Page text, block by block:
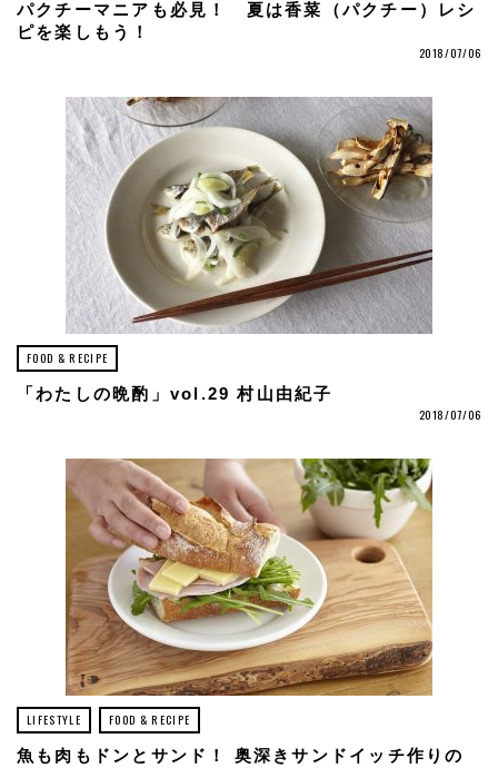
パクチーマニアも必見！ 夏は香菜（パクチー）レシ
ピを楽しもう！
2018/07/06
FOOD & RECIPE
「わたしの晩酌」vol.29 村山由紀子
2018/07/06
LIFESTYLE FOOD & RECIPE
魚も肉もドンとサンド！ 奥深きサンドイッチ作りの